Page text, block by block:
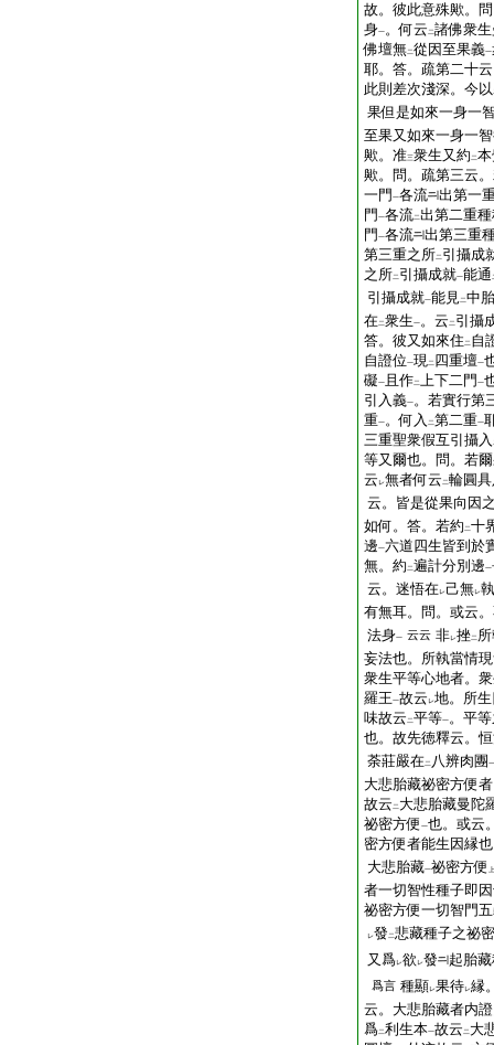
故。彼此意殊歟。
身一。何云 二諸佛衆
佛壇無二從因至果義一
耶。答。疏第二十
此則差次淺深。今以
果但是如來一身一
至果又如來一身一
歟。准三衆生又約 二
歟。問。疏第三云
一門 一各流
出第一
門 一各流二出第二重
門 一各流
出第三重
第三重之所二 引攝成
之所二 引攝成就一能通
引攝成就一能見二中
在二衆生一。云 二 引攝
答。彼又如來住 二 自
自證位一現二 四重壇一
礙一 且作二上下二門 一
引入義一。若實行第
重一。何入 二第二重一
三重聖衆假互引攝入
等又爾也。問。若
云 レ無者何云 二輪圓
云。皆是從果向因
如何。答。若約 二十
邊一六道四生皆到於
無。約 二遍計分別邊一
云。迷悟在レ己無レ
有無耳。問。或云
法身一 云云 非レ挫二
妄法也。所執當情
衆生平等心地者。
羅王一故云 レ地。所
味故云 二平等一。平
也。故先徳釋云。
荼莊嚴在二 八辨肉團 一
大悲胎藏祕密方便
故云 二 大悲胎藏曼陀
祕密方便 一也。或云
密方便者能生因縁
大悲胎藏一祕密方便 上
者一切智性種子即
祕密方便一切智門
レ發 二悲藏種子之祕
又爲レ欲 レ發 起胎
爲言 種顯レ果待レ縁
云。大悲胎藏者内
爲二利生本一故云 二 大